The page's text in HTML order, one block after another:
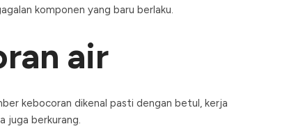
komponen yang baru berlaku.
air
kebocoran dikenal pasti dengan betul, kerja
juga berkurang.